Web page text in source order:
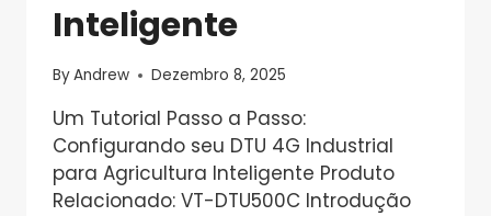
Inteligente
ByAndrew Dezembro 8, 2025
Um Tutorial Passo a Passo:
Configurando seu DTU 4G Industrial
para Agricultura Inteligente Produto
Relacionado: VT-DTU500C Introdução